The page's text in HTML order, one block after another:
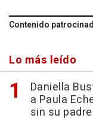
Contenido
Lo más leído
Daniella
a Paula
sin su padre